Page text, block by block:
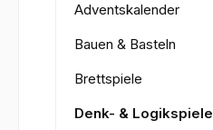
Adventskalender
Bauen & Basteln
Brettspiele
Denk- & Logikspiele